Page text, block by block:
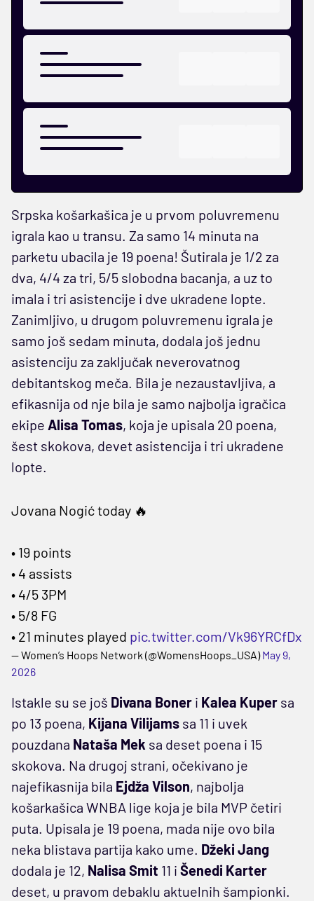
Srpska košarkašica je u prvom poluvremenu
igrala kao u transu. Za samo 14 minuta na
parketu ubacila je 19 poena! Šutirala je 1/2 za
dva, 4/4 za tri, 5/5 slobodna bacanja, a uz to
imala i tri asistencije i dve ukradene lopte.
Zanimljivo, u drugom poluvremenu igrala je
samo još sedam minuta, dodala još jednu
asistenciju za zaključak neverovatnog
debitantskog meča. Bila je nezaustavljiva, a
efikasnija od nje bila je samo najbolja igračica
ekipe Alisa Tomas, koja je upisala 20 poena,
šest skokova, devet asistencija i tri ukradene
lopte.
Jovana Nogić today 🔥
• 19 points
• 4 assists
• 4/5 3PM
• 5/8 FG
• 21 minutes played pic.twitter.com/Vk96YRCfDx
— Women’s Hoops Network (@WomensHoops_USA)May 9,
2026
Istakle su se još Divana Boner i Kalea Kuper sa
po 13 poena, Kijana Vilijams sa 11 i uvek
pouzdana Nataša Mek sa deset poena i 15
skokova. Na drugoj strani, očekivano je
najefikasnija bila Ejdža Vilson, najbolja
košarkašica WNBA lige koja je bila MVP četiri
puta. Upisala je 19 poena, mada nije ovo bila
neka blistava partija kako ume. Džeki Jang
dodala je 12, Nalisa Smit 11 i Šenedi Karter
deset, u pravom debaklu aktuelnih šampionki.